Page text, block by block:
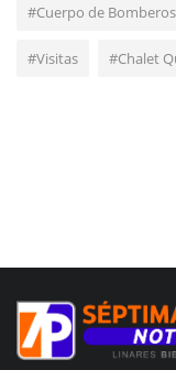
#Cuerpo de Bomberos
#Visitas #Chalet